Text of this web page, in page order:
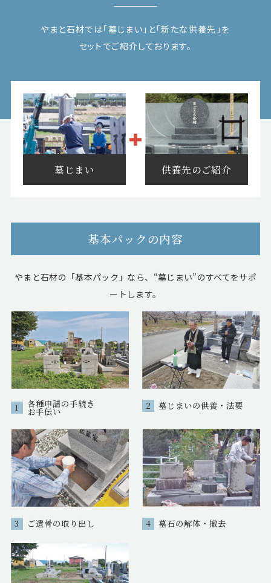
やまと石材では「墓じまい」と「新たな供養先」を
セットでご紹介しております。
墓じまい 供養先のご紹介
基本パックの内容
やまと石材の「基本パック」なら、“墓じまい”のすべてをサポ
ートします。
1 各種申請の手続き
お手伝い 2 墓じまいの供養・法要
3 ご遺骨の取り出し 4 墓石の解体・撤去